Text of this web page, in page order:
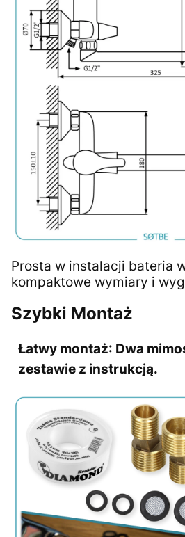
Prosta w instalacji bateria
kompaktowe wymiary i
Szybki Montaż
Łatwy montaż: Dwa
zestawie z instrukcją.